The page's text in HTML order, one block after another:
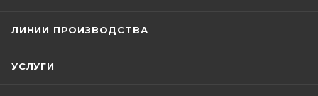
ЛИНИИ ПРОИЗВОДСТВА
УСЛУГИ